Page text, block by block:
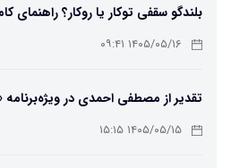
بلندگو سقفی توکار یا روکار؟ راهنمای
معایب و انتخاب بهترین مدل
۱۴۰۵/۰۵/۱۶ ۰۹:۴۱
تقدیر از مصطفی احمدی در ویژه‌برنامه
۱۴۰۵/۰۵/۱۵ ۱۵:۱۵